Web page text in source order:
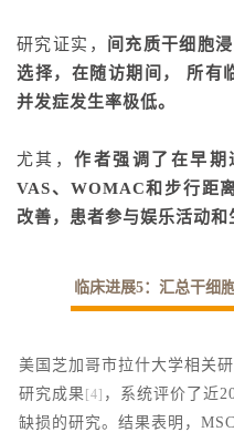
研究证实， 间充质干细胞
选择，在随访期间， 所有
并发症发生率极低。
尤其，作者强调了在早期
VAS、WOMAC和步行距
改善，患者参与娱乐活动和
临床进展5：汇总干细
美国芝加哥市拉什大学相关
研究成果 [4] ，系统评价了近
缺损的研究。结果表明，